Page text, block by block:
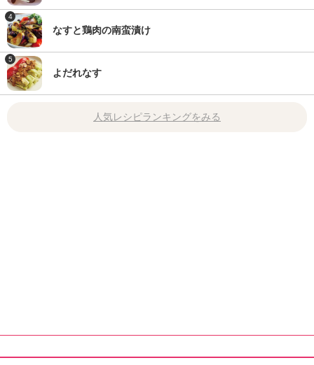
4
なすと鶏肉の南蛮漬け
5
よだれなす
人気レシピランキングをみる